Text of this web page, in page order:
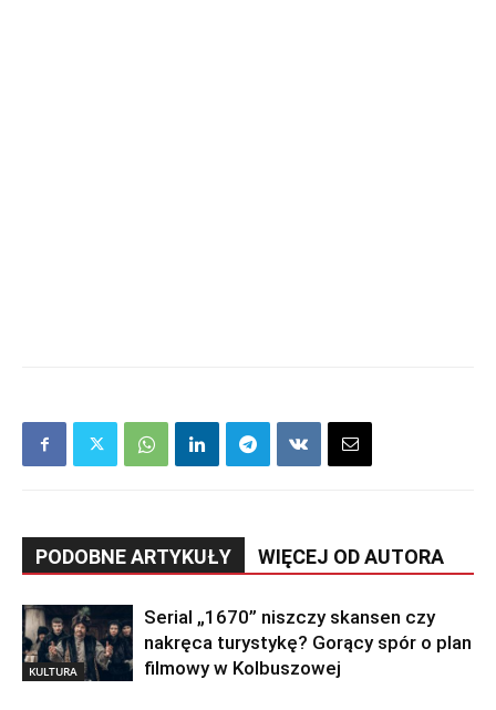
PODOBNE ARTYKUŁY WIĘCEJ OD AUTORA
KULTURA
Serial „1670” niszczy skansen czy
nakręca turystykę? Gorący spór o plan
filmowy w Kolbuszowej